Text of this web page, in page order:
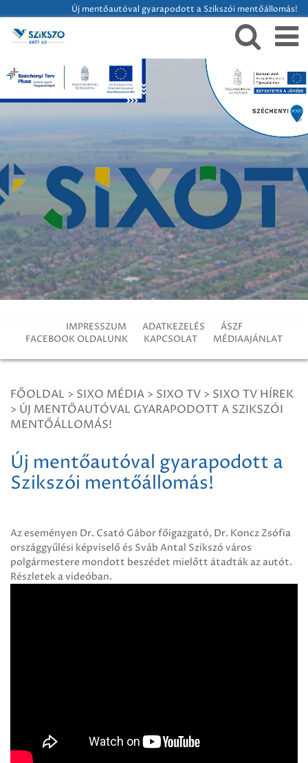
Új mentőautóval gyarapodott a Szikszói mentőállomás!
IMPRESSZUM ADATKEZELÉS
ÁSZF
FACEBOOK OLDALUNK
KAPCSOLAT MÉDIAAJÁNLAT
FŐOLDAL > SIXO MÉDIA > SIXO TV > SIXO TV HÍREK
> ÚJ MENTŐAUTÓVAL GYARAPODOTT A SZIKSZÓI
MENTŐÁLLOMÁS!
Új mentőautóval gyarapodott a
Szikszói mentőállomás!
Az eseményen Dr. Csató Gábor főigazgató, Dr. Koncz Zsófia
országgyűlési képviselő és Sváb Antal Szikszó város
polgármestere mondott beszédet mielőtt átadták az autót.
Részletek a videóban.